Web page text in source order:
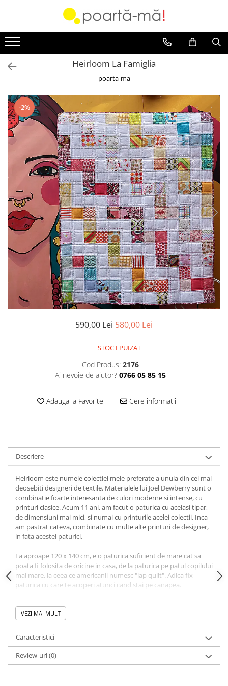
Accesorii
Borsete
Accesorii Luna
Scutece si paturici
Card cadou
Heirloom La Famiglia
poarta-ma
-2%
590,00 Lei 580,00 Lei
STOC EPUIZAT
Cod Produs: 2176
Ai nevoie de ajutor? 0766 05 85 15
Adauga la Favorite Cere informatii
Descriere
Heirloom este numele colectiei mele preferate a unuia din cei mai
deosebiti designeri de textile. Materialele lui Joel Dewberry sunt o
combinatie foarte interesanta de culori moderne si intense, cu
printuri clasice. Acum 11 ani, am facut o paturica cu acelasi tipar,
de dimensiuni mai mici, si numai cu printurile acelei colectii. Inca
am pastrat cateva, combinate cu multe alte printuri de designer,
in fata acestei paturici.
La aproape 120 x 140 cm, e o paturica suficient de mare cat sa
poata fi folosita de oricine in casa, de la paturica pe patul copilului
mai mare, la ceea ce americanii numesc "lap quilt". Adica fix
paturica cu care te acoperi atunci cand stai pe canapea.
Cu un strat mediu de vatelina, de 1 cm, paturica aceasta extrem
de calduroasa iti va tine de cald oricand, chiar si in preconizata
la stat :).
care cineva din familie doreste sa se acopere cu culori mai
"masculine" :), iar bordura fina si ingusta e tot 100% bumbac, intr-
VEZI MAI MULT
Caracteristici
Review-uri(0)